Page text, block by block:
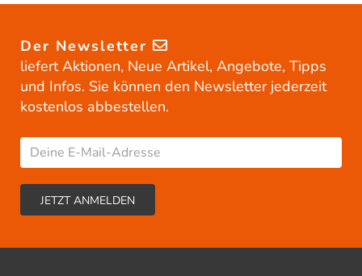
Der Newsletter
liefert Aktionen, Neue Artikel, Angebote, Tipps
und Infos. Sie können den Newsletter jederzeit
kostenlos abbestellen.